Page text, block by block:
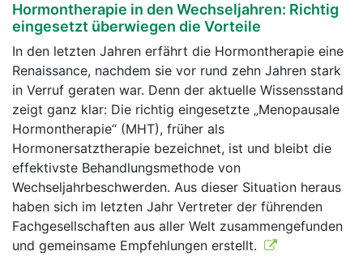
Hormontherapie in den Wechseljahren: Richtig
eingesetzt überwiegen die Vorteile
In den letzten Jahren erfährt die Hormontherapie eine
Renaissance, nachdem sie vor rund zehn Jahren stark
in Verruf geraten war. Denn der aktuelle Wissensstand
zeigt ganz klar: Die richtig eingesetzte „Menopausale
Hormontherapie“ (MHT), früher als
Hormonersatztherapie bezeichnet, ist und bleibt die
effektivste Behandlungsmethode von
Wechseljahrbeschwerden. Aus dieser Situation heraus
haben sich im letzten Jahr Vertreter der führenden
Fachgesellschaften aus aller Welt zusammengefunden
und gemeinsame Empfehlungen erstellt.